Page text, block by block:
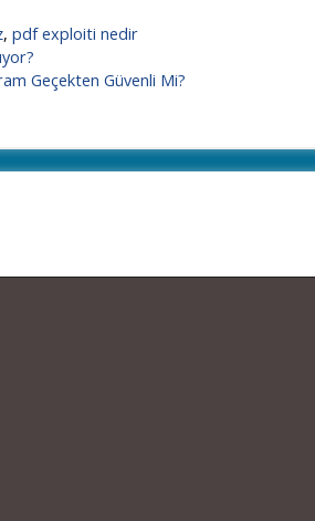
,pdf exploiti nedir
Geçekten Güvenli Mi?